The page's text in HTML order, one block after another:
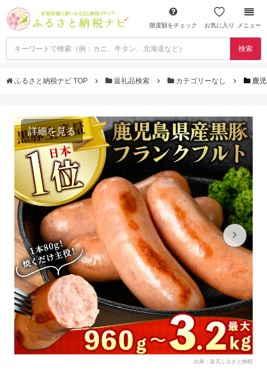
限度額をチェック お気に入り メニュー
検索
ふるさと納税ナビ TOP 返礼品検索 カテゴリーなし 鹿
詳細を見る
出典：楽天ふるさと納税